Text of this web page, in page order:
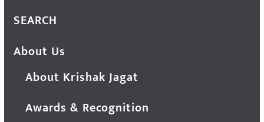
SEARCH
About Us
About Krishak Jagat
Awards & Recognition